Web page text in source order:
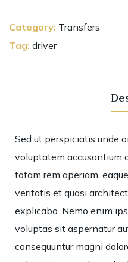
Category: Transfers
Tag: driver
Sed ut perspiciatis unde
voluptatem accusantium
totam rem aperiam,
veritatis et quasi
explicabo. Nemo enim
voluptas sit aspernatur
consequuntur magni